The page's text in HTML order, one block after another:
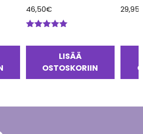
46,50€
LISÄÄ
OSTOSKORIIN
29,95